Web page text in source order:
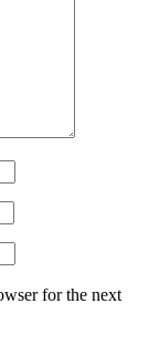
for the next